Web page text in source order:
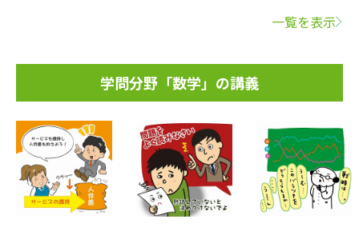
一覧を表示
学問分野「数学」の講義